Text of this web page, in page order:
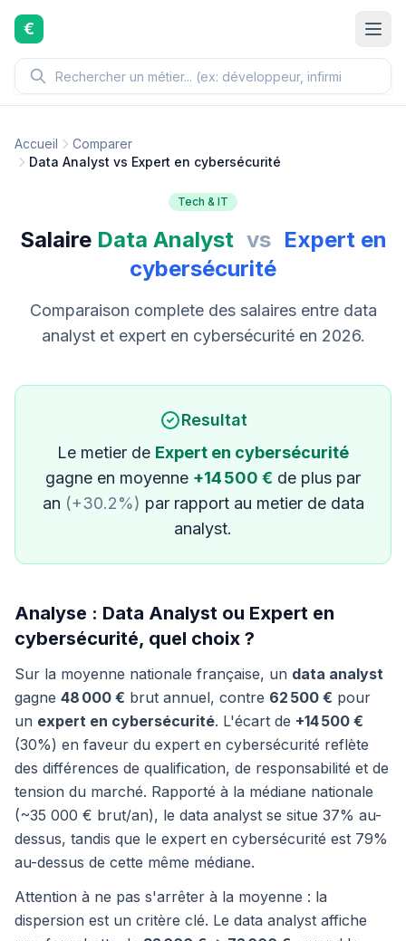
Aller au contenu principal
€
Accueil
Comparer
Data Analyst vs Expert en cybersécurité
Tech & IT
Salaire Data Analyst vs Expert en
cybersécurité
Comparaison complete des salaires entre data
analyst et expert en cybersécurité en 2026.
Resultat
Le metier de Expert en cybersécurité
gagne en moyenne +14 500 € de plus par
an (+30.2%) par rapport au metier de data
analyst.
Analyse : Data Analyst ou Expert en
cybersécurité, quel choix ?
Sur la moyenne nationale française, un data analyst
gagne 48 000 € brut annuel, contre 62 500 € pour
un expert en cybersécurité. L'écart de +14 500 €
(30%) en faveur du expert en cybersécurité reflète
des différences de qualification, de responsabilité et de
tension du marché. Rapporté à la médiane nationale
(~35 000 € brut/an), le data analyst se situe 37% au-
dessus, tandis que le expert en cybersécurité est 79%
au-dessus de cette même médiane.
Attention à ne pas s'arrêter à la moyenne : la
dispersion est un critère clé. Le data analyst affiche